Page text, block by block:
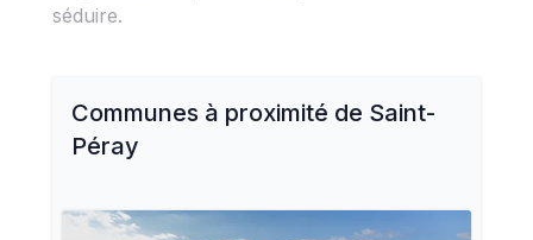
séduire.
Communes à proximité de Saint-
Péray